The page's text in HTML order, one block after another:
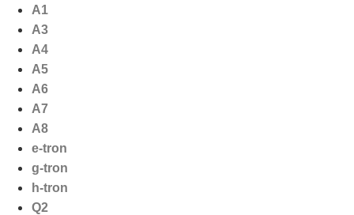
naar
inhoud
A1
A3
A4
A5
A6
A7
A8
e-tron
g-tron
h-tron
Q2